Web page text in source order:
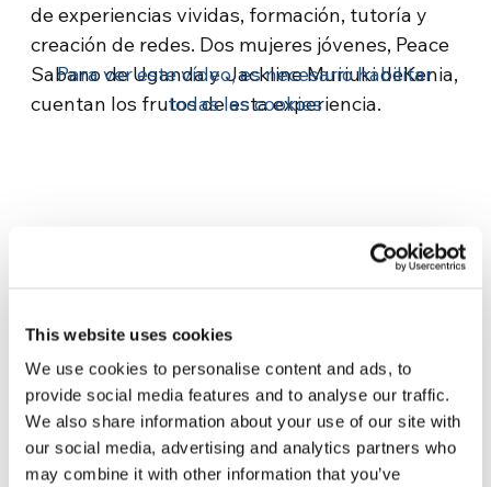
This website uses cookies
We use cookies to personalise content and ads, to
provide social media features and to analyse our traffic.
We also share information about your use of our site with
our social media, advertising and analytics partners who
may combine it with other information that you’ve
de experiencias vividas, formación, tutoría y
creación de redes. Dos mujeres jóvenes, Peace
Sabano de Uganda y Jackline Muriuki deKenia,
cuentan los frutos de esta experiencia.
Para ver este vídeo, es necesario habilitar
todas las cookies
Related News
La Odisea, de Christopher
Nolan: Ulises y la necesidad
de un nuevo amanecer
5 de agosto de 2026